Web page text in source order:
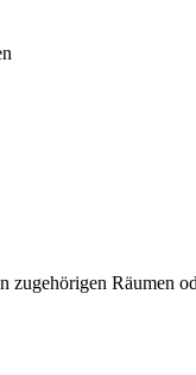
zugehörigen Räumen